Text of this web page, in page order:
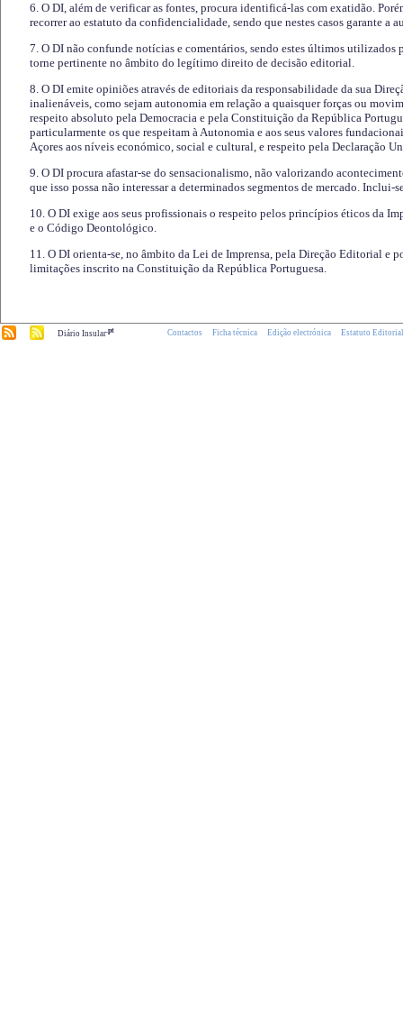
6. O DI, além de verificar as fontes, procura identificá-las com exatidão.
recorrer ao estatuto da confidencialidade, sendo que nestes casos garante a
7. O DI não confunde notícias e comentários, sendo estes últimos utilizados
torne pertinente no âmbito do legítimo direito de decisão editorial.
8. O DI emite opiniões através de editoriais da responsabilidade da sua
inalienáveis, como sejam autonomia em relação a quaisquer forças ou
respeito absoluto pela Democracia e pela Constituição da República
particularmente os que respeitam à Autonomia e aos seus valores
Açores aos níveis económico, social e cultural, e respeito pela Declaração
9. O DI procura afastar-se do sensacionalismo, não valorizando
que isso possa não interessar a determinados segmentos de mercado.
10. O DI exige aos seus profissionais o respeito pelos princípios éticos da
e o Código Deontológico.
11. O DI orienta-se, no âmbito da Lei de Imprensa, pela Direção Editorial e
limitações inscrito na Constituição da República Portuguesa.
Diário Insular.pt Contactos Ficha técnica Edição electrónica Estatuto Editorial